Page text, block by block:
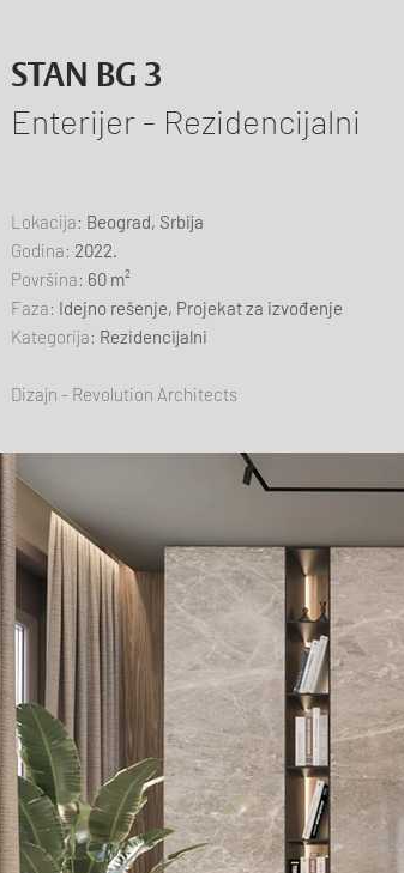
STAN BG 3
Enterijer - Rezidencijalni
Lokacija: Beograd, Srbija
Godina: 2022.
Površina: 60 m²
Faza: Idejno rešenje, Projekat za izvođenje
Kategorija: Rezidencijalni
Dizajn - Revolution Architects